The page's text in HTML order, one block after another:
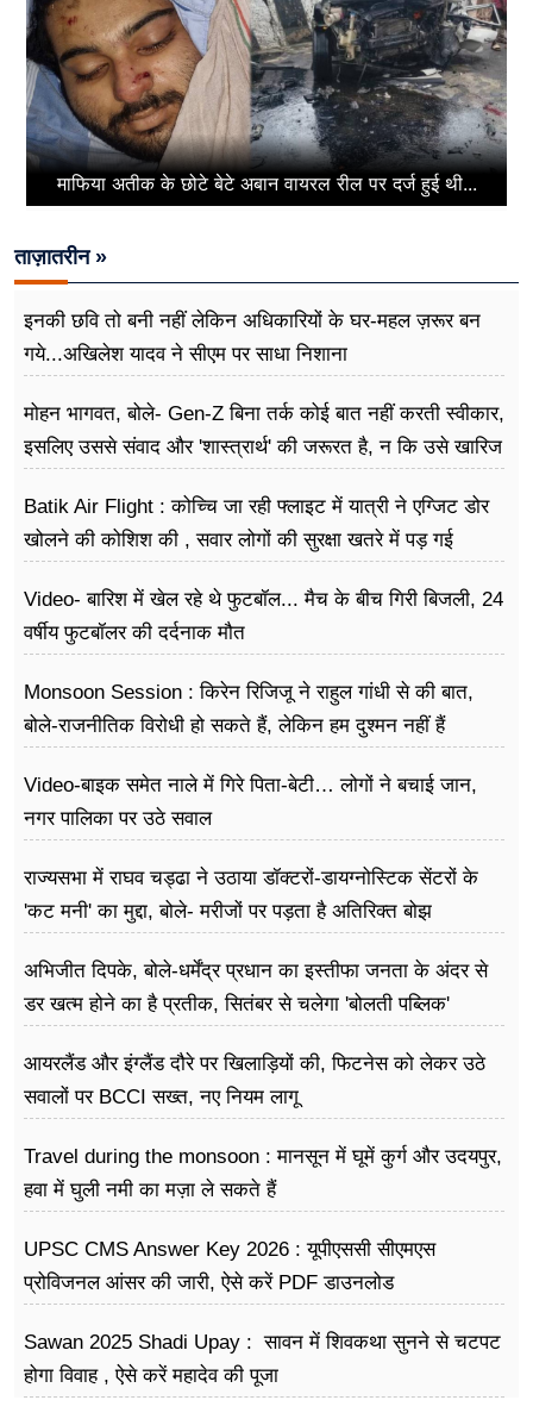
माफिया अतीक के छोटे बेटे अबान वायरल रील पर दर्ज हुई थी...
ताज़ातरीन »
इनकी छवि तो बनी नहीं लेकिन अधिकारियों के घर-महल ज़रूर बन
गये...अखिलेश यादव ने सीएम पर साधा​ निशाना
मोहन भागवत, बोले- Gen-Z बिना तर्क कोई बात नहीं करती स्वीकार,
इसलिए उससे संवाद और 'शास्त्रार्थ' की जरूरत है, न कि उसे खारिज
Batik Air Flight : कोच्चि जा रही फ्लाइट में यात्री ने एग्जिट डोर
खोलने की कोशिश की , सवार लोगों की सुरक्षा खतरे में पड़ गई
Video- बारिश में खेल रहे थे फुटबॉल... मैच के बीच गिरी बिजली, 24
वर्षीय फुटबॉलर की दर्दनाक मौत
Monsoon Session : किरेन रिजिजू ने राहुल गांधी से की बात,
बोले-राजनीतिक विरोधी हो सकते हैं, लेकिन हम दुश्मन नहीं हैं
Video-बाइक समेत नाले में गिरे पिता-बेटी… लोगों ने बचाई जान,
नगर पालिका पर उठे सवाल
राज्यसभा में राघव चड्ढा ने उठाया डॉक्टरों-डायग्नोस्टिक सेंटरों के
'कट मनी' का मुद्दा, बोले- मरीजों पर पड़ता है अ​तिरिक्त बोझ
अभिजीत दिपके, बोले-धर्मेंद्र प्रधान का इस्तीफा जनता के अंदर से
डर खत्म होने का है प्रतीक, सितंबर से चलेगा 'बोलती पब्लिक'
आयरलैंड और इंग्लैंड दौरे पर खिलाड़ियों की, फिटनेस को लेकर उठे
सवालों पर BCCI सख्त, नए नियम लागू
Travel during the monsoon : मानसून में घूमें कुर्ग और उदयपुर,
हवा में घुली नमी का मज़ा ले सकते हैं
UPSC CMS Answer Key 2026 : यूपीएससी सीएमएस
प्रोविजनल आंसर की जारी, ऐसे करें PDF डाउनलोड
Sawan 2025 Shadi Upay : सावन में शिवकथा सुनने से चटपट
होगा विवाह , ऐसे करें महादेव की पूजा